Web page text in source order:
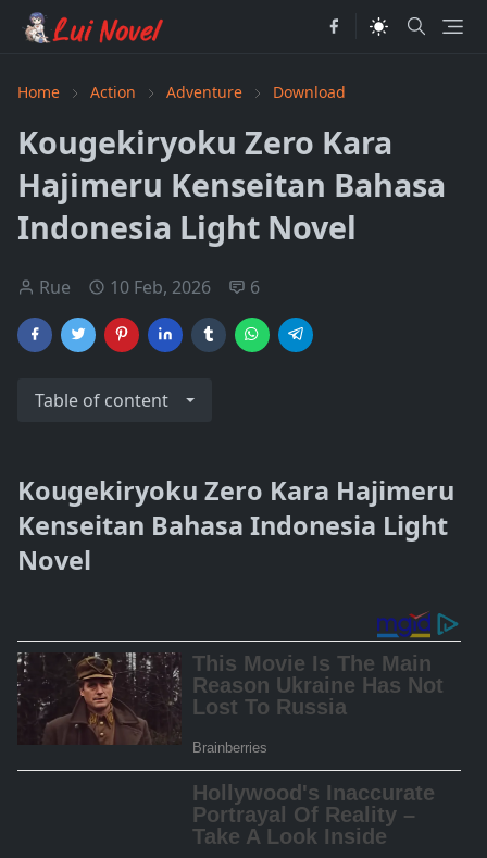
Home Action Adventure Download
Kougekiryoku Zero Kara
Hajimeru Kenseitan Bahasa
Indonesia Light Novel
Rue 10 Feb, 2026 6
Table of content
Kougekiryoku Zero Kara Hajimeru
Kenseitan Bahasa Indonesia Light
Novel